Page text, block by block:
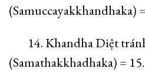
(Samuccayakkhandhaka)
14. Khandha Diệt
(Samathakkhadhaka) =